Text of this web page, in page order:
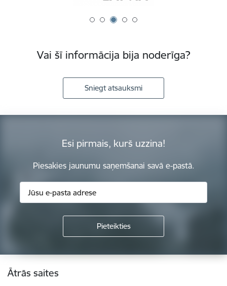
Vai šī informācija bija noderīga?
Sniegt atsauksmi
Esi pirmais, kurš uzzina!
Piesakies jaunumu saņemšanai savā e-pastā.
Kājene
Ātrās saites